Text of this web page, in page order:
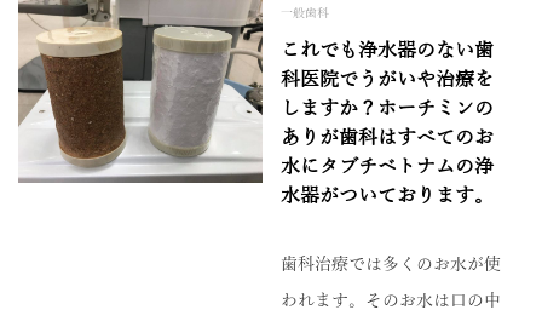
一般歯科
これでも浄水器のない歯
科医院でうがいや治療を
しますか？ホーチミンの
ありが歯科はすべてのお
水にタブチベトナムの浄
水器がついております。
歯科治療では多くのお水が使
われます。そのお水は口の中